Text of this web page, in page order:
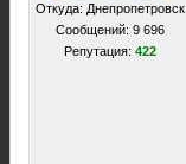
Откуда: Днепропетровск
Сообщений: 9 696
Репутация: 422